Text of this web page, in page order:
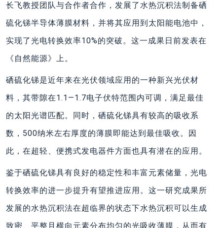
长飞教授团队与合作者合作，发展了水热沉积法制备硒
硫化锑半导体薄膜材料，并将其应用到太阳能电池中，
实现了光电转换效率10%的突破。这一成果日前发表在
《自然能源》上。
硒硫化锑是近年来在光伏领域应用的一种新兴光伏材
料，其带隙在1.1—1.7电子伏特范围内可调，满足最佳
的太阳光谱匹配。同时，硒硫化锑具有较高的吸收系
数，500纳米左右厚度的薄膜即能达到最佳吸收。因
此，在超轻、便携式发电器件方面也具有潜在的应用。
鉴于硒硫化锑具有良好的稳定性和丰富元素储量，光电
转换效率的进一步提升有望推进应用。这一研究成果所
发展的水热沉积法在超临界的状态下水热沉积可以生成
致密、平整且横向元素分布均匀的光吸收薄膜，从而有